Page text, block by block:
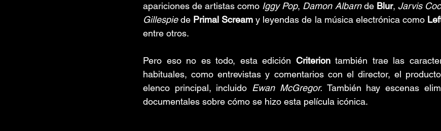
apariciones de artistas como Iggy Pop, Damon Albarn de Blur, Jarvis
Gillespie de Primal Scream y leyendas de la música electrónica como
entre otros.
Pero eso no es todo, esta edición Criterion también trae las
habituales, como entrevistas y comentarios con el director, el
elenco principal, incluido Ewan McGregor. También hay escenas
documentales sobre cómo se hizo esta película icónica.